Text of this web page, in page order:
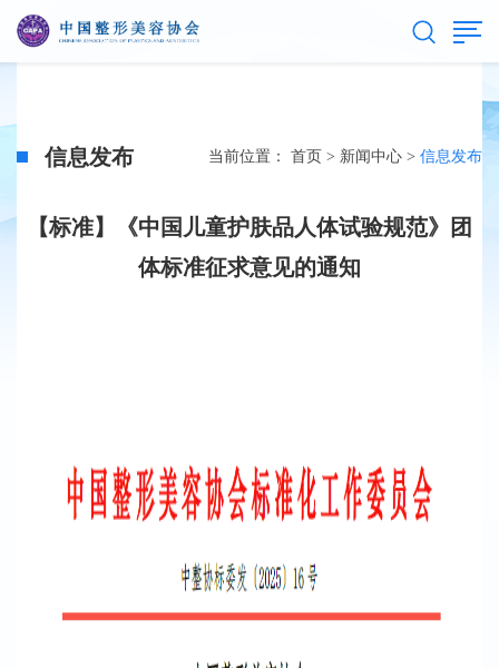
信息发布 当前位置： 首页 > 新闻中心 > 信息发布
【标准】《中国儿童护肤品人体试验规范》团
体标准征求意见的通知